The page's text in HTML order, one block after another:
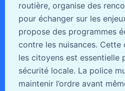
routière, organise des
pour échanger sur les
propose des programmes
contre les nuisances.
les citoyens est essentielle
sécurité locale. La police
maintenir l’ordre avant